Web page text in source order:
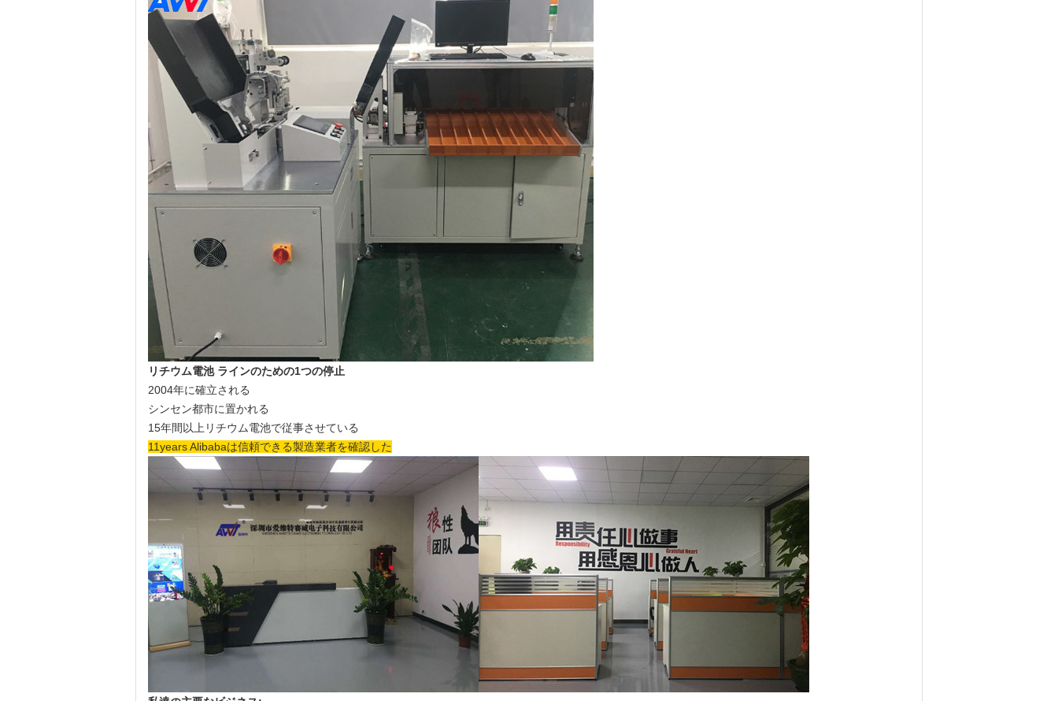
リチウム電池 ラインのための1つの停止
2004年に確立される
シンセン都市に置かれる
15年間以上リチウム電池で従事させている
11years Alibabaは信頼できる製造業者を確認した